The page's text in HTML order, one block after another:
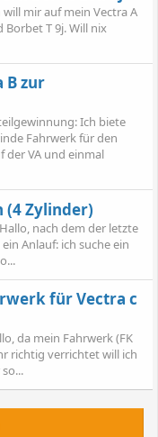
mir auf mein Vectra A
Borbet T 9j. Will nix
B zur
Ich biete
Fahrwerk für den
der VA und einmal
(4 Zylinder)
nach dem der letzte
Anlauf: ich suche ein
für Vectra c
da mein Fahrwerk (FK
richtig verrichtet will ich